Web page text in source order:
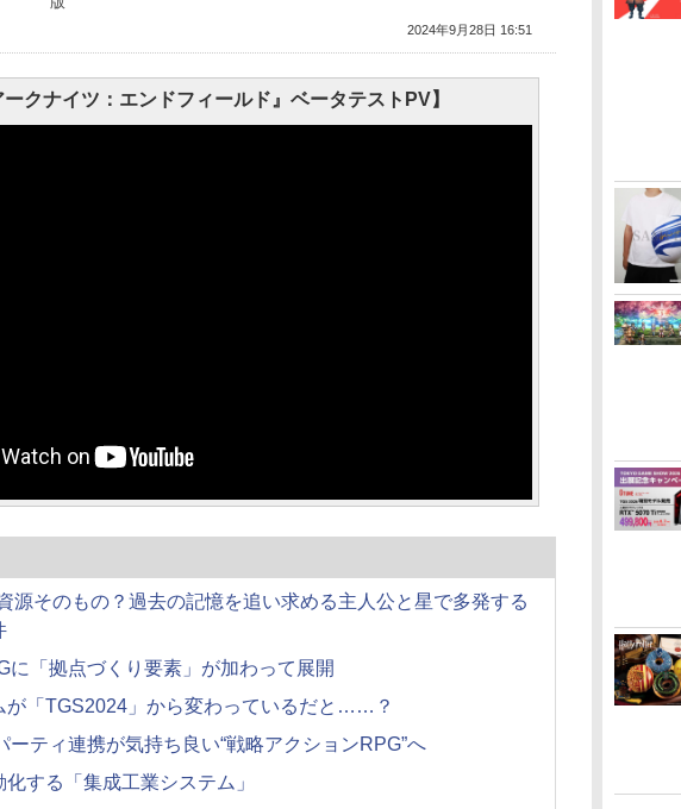
2024年9月28日 16:51
ークナイツ：エンドフィールド』ベータテストPV】
源そのもの？過去の記憶を追い求める主人公と星で多発する
に「拠点づくり要素」が加わって展開
が「TGS2024」から変わっているだと……？
ーティ連携が気持ち良い“戦略アクションRPG”へ
する「集成工業システム」